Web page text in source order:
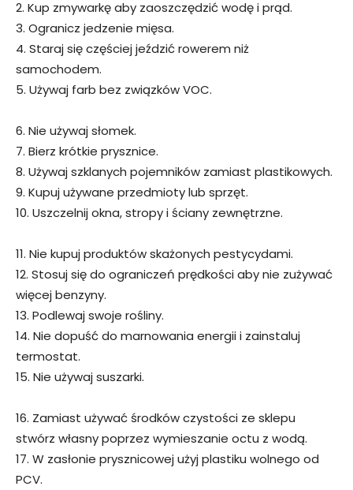
2. Kup zmywarkę aby zaoszczędzić wodę i prąd.
3. Ogranicz jedzenie mięsa.
4. Staraj się częściej jeździć rowerem niż
samochodem.
5. Używaj farb bez związków VOC.
6. Nie używaj słomek.
7. Bierz krótkie prysznice.
8. Używaj szklanych pojemników zamiast plastikowych.
9. Kupuj używane przedmioty lub sprzęt.
10. Uszczelnij okna, stropy i ściany zewnętrzne.
11. Nie kupuj produktów skażonych pestycydami.
12. Stosuj się do ograniczeń prędkości aby nie zużywać
więcej benzyny.
13. Podlewaj swoje rośliny.
14. Nie dopuść do marnowania energii i zainstaluj
termostat.
15. Nie używaj suszarki.
16. Zamiast używać środków czystości ze sklepu
stwórz własny poprzez wymieszanie octu z wodą.
17. W zasłonie prysznicowej użyj plastiku wolnego od
PCV.